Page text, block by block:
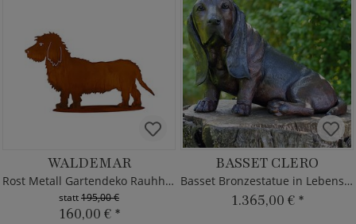
WALDEMAR
Rost Metall Gartendeko Rauhhaardackel
statt195,00 €
160,00 € *
BASSET CLERO
Basset Bronzestatue in Lebensgröße
1.365,00 € *